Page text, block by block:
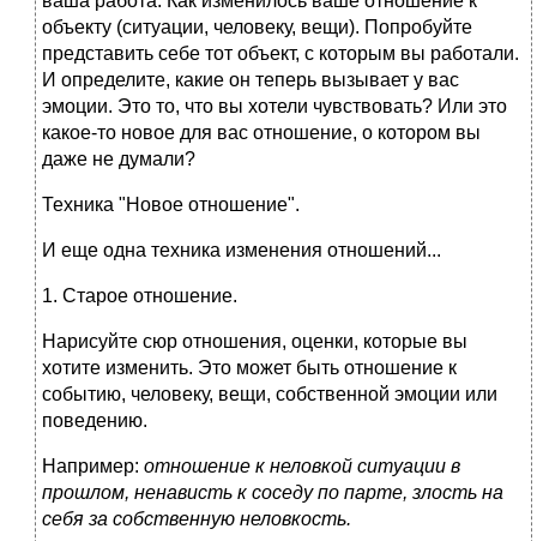
объекту (ситуации, человеку, вещи). Попробуйте
представить себе тот объект, с которым вы работали.
И определите, какие он теперь вызывает у вас
эмоции. Это то, что вы хотели чувствовать? Или это
какое-то новое для вас отношение, о котором вы
даже не думали?
Техника "Новое отношение".
И еще одна техника изменения отношений...
1. Старое отношение.
Нарисуйте сюр отношения, оценки, которые вы
хотите изменить. Это может быть отношение к
событию, человеку, вещи, собственной эмоции или
поведению.
Например: отношение к неловкой ситуации в
прошлом, ненависть к соседу по парте, злость на
себя за собственную неловкость.